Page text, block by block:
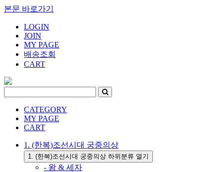
본문 바로가기
LOGIN
JOIN
MY PAGE
배송조회
CART
CATEGORY
MY PAGE
CART
1. (한복)조선시대 궁중의상
1. (한복)조선시대 궁중의상 하위분류 열기
- 왕 & 세자